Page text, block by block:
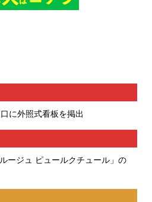
に外照式看板を掲出
ージュ ピュールクチュール」の